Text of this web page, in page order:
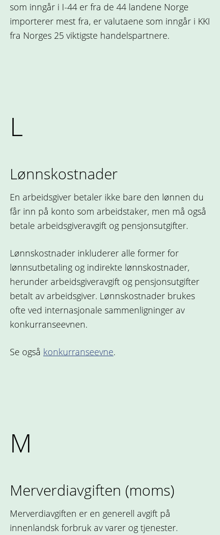
som inngår i I-44 er fra de 44 landene Norge
importerer mest fra, er valutaene som inngår i KKI
fra Norges 25 viktigste handelspartnere.
L
Lønnskostnader
En arbeidsgiver betaler ikke bare den lønnen du
får inn på konto som arbeidstaker, men må også
betale arbeidsgiveravgift og pensjonsutgifter.
Lønnskostnader inkluderer alle former for
lønnsutbetaling og indirekte lønnskostnader,
herunder arbeidsgiveravgift og pensjonsutgifter
betalt av arbeidsgiver. Lønnskostnader brukes
ofte ved internasjonale sammenligninger av
konkurranseevnen.
Se også konkurranseevne.
M
Merverdiavgiften (moms)
Merverdiavgiften er en generell avgift på
innenlandsk forbruk av varer og tjenester.